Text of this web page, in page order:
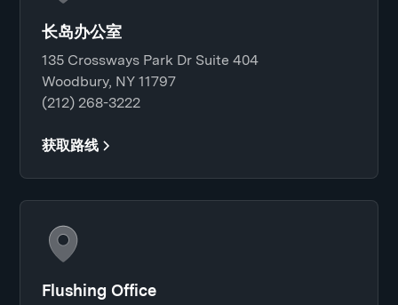
长岛办公室
135 Crossways Park Dr Suite 404
Woodbury, NY 11797
(212) 268-3222
获取路线
Flushing Office